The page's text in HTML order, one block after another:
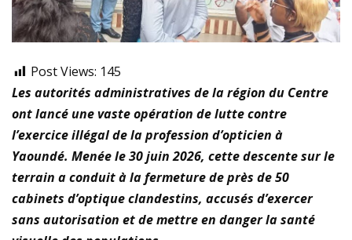
Post Views: 145
Les autorités administratives de la région du Centre
ont lancé une vaste opération de lutte contre
l’exercice illégal de la profession d’opticien à
Yaoundé. Menée le 30 juin 2026, cette descente sur le
terrain a conduit à la fermeture de près de 50
cabinets d’optique clandestins, accusés d’exercer
sans autorisation et de mettre en danger la santé